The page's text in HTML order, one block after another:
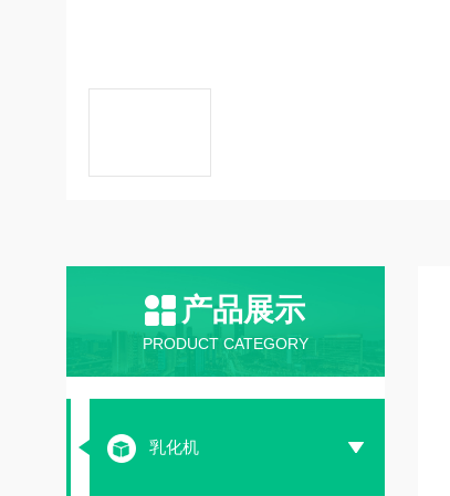
产品展示
PRODUCT CATEGORY
乳化机